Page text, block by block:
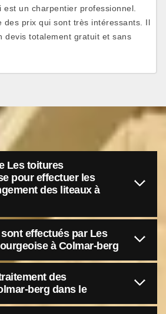
est un charpentier professionnel.
des prix qui sont très intéressants. Il
devis totalement gratuit et sans
Les toitures
pour effectuer les
des liteaux à
effectués par Les
à Colmar-berg
des
berg dans le